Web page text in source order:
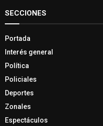
SECCIONES
Portada
Interés general
Política
Policiales
Deportes
Zonales
Espectáculos